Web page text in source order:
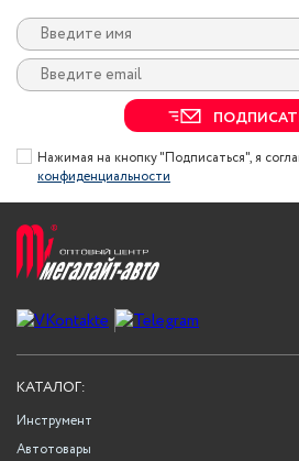
Нажимая на кнопку "Подписаться", я
конфиденциальности
КАТАЛОГ:
Инструмент
Автотовары